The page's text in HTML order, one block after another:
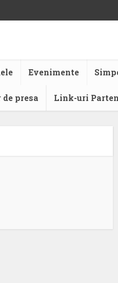
Evenimente
de presa Link-uri